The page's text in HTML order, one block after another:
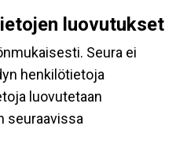
luovutukset
Seura ei
henkilötietoja
luovutetaan
seuraavissa